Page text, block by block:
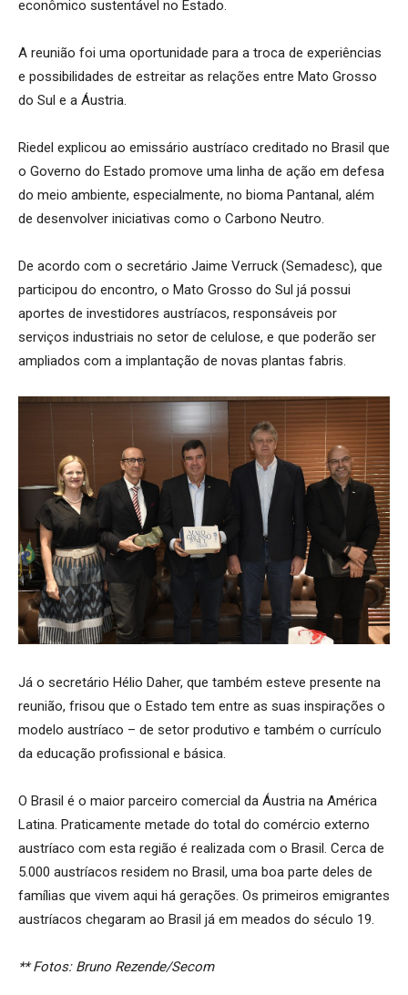
econômico sustentável no Estado.
A reunião foi uma oportunidade para a troca de experiências
e possibilidades de estreitar as relações entre Mato Grosso
do Sul e a Áustria.
Riedel explicou ao emissário austríaco creditado no Brasil que
o Governo do Estado promove uma linha de ação em defesa
do meio ambiente, especialmente, no bioma Pantanal, além
de desenvolver iniciativas como o Carbono Neutro.
De acordo com o secretário Jaime Verruck (Semadesc), que
participou do encontro, o Mato Grosso do Sul já possui
aportes de investidores austríacos, responsáveis por
serviços industriais no setor de celulose, e que poderão ser
ampliados com a implantação de novas plantas fabris.
Já o secretário Hélio Daher, que também esteve presente na
reunião, frisou que o Estado tem entre as suas inspirações o
modelo austríaco – de setor produtivo e também o currículo
da educação profissional e básica.
O Brasil é o maior parceiro comercial da Áustria na América
Latina. Praticamente metade do total do comércio externo
austríaco com esta região é realizada com o Brasil. Cerca de
5.000 austríacos residem no Brasil, uma boa parte deles de
famílias que vivem aqui há gerações. Os primeiros emigrantes
austríacos chegaram ao Brasil já em meados do século 19.
** Fotos: Bruno Rezende/Secom